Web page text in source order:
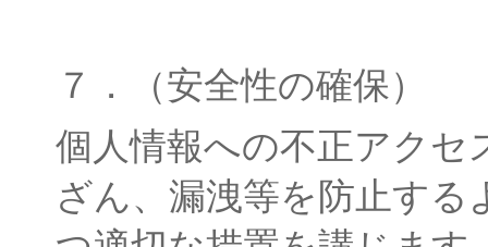
７．（安全性の確保）
個人情報への不正アクセ
ざん、漏洩等を防止す